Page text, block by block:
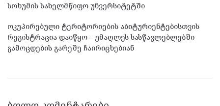
სოხუმის სახელმწიფო უნვერსიტეტში
ოკუპირებული ტერიტორიების აბიტურიენტებისთვის
რეგისტრაცია დაიწყო – უმაღლეს სასწავლებლებში
გამოცდების გარეშე ჩაირიცხებიან